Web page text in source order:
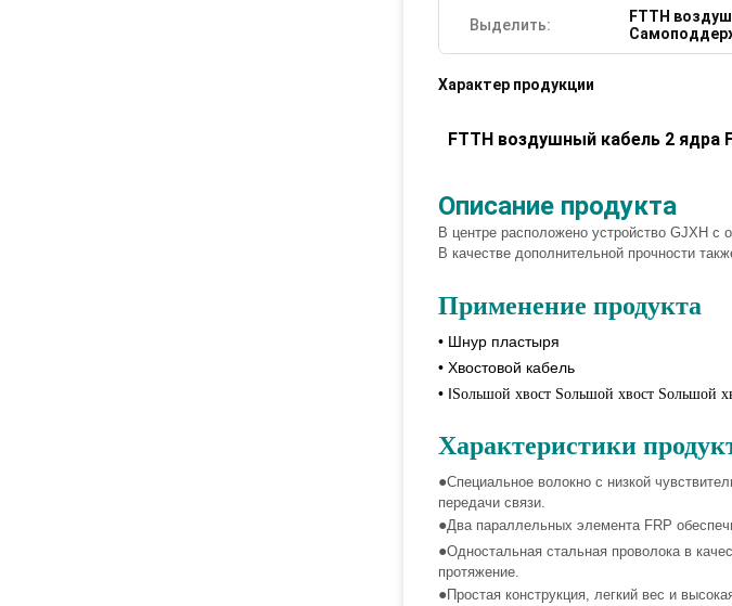
Выделить: FTTH
Характер продукции
FTTH воздушный кабель 2
Описание продукта
В центре расположено устройство GJXH
В качестве дополнительной прочности
Применение продукта
• Шнур пластыря
• Хвостовой кабель
• IЅольшой хвост Ѕольшой хвост Ѕольшой
Характеристики
●Специальное волокно с низкой
передачи связи.
●Два параллельных элемента FRP
●Одностальная стальная проволока в
протяжение.
●Простая конструкция, легкий вес и